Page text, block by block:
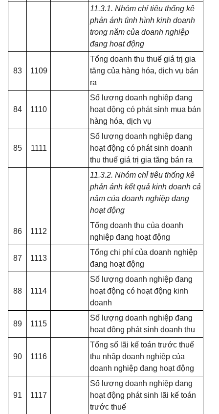
11.3.1. Nhóm chỉ tiêu thống kê
phản ánh tình hình kinh doanh
trong năm của doanh nghiệp
đang hoạt động
83 1109
Tổng doanh thu thuế giá trị gia
tăng của hàng hóa, dịch vụ bán
ra
84 1110
Số lượng doanh nghiệp đang
hoạt động có phát sinh mua bán
hàng hóa, dịch vụ
85 1111
Số lượng doanh nghiệp đang
hoạt động có phát sinh doanh
thu thuế giá trị gia tăng bán ra
11.3.2. Nhóm chỉ tiêu thống kê
phản ánh kết quả kinh doanh cả
năm của doanh nghiệp đang
hoạt động
86 1112
Tổng doanh thu của doanh
nghiệp đang hoạt động
87 1113
Tổng chi phí của doanh nghiệp
đang hoạt động
88 1114
Số lượng doanh nghiệp đang
hoạt động có hoạt động kinh
doanh
89 1115
Số lượng doanh nghiệp đang
hoạt động phát sinh doanh thu
90 1116
Tổng số lãi kế toán trước thuế
thu nhập doanh nghiệp của
doanh nghiệp đang hoạt động
91 1117
Số lượng doanh nghiệp đang
hoạt động phát sinh lãi kế toán
trước thuế